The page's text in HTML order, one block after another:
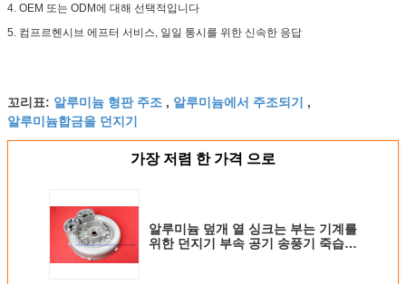
4. OEM 또는 ODM에 대해 선택적입니다
5. 컴프르헨시브 에프터 서비스, 일일 통시를 위한 신속한 응답
꼬리표: 알루미늄 형판 주조 , 알루미늄에서 주조되기 ,
알루미늄합금을 던지기
가장 저렴 한 가격 으로
알루미늄 덮개 열 싱크는 부는 기계를
위한 던지기 부속 공기 송풍기 죽습니